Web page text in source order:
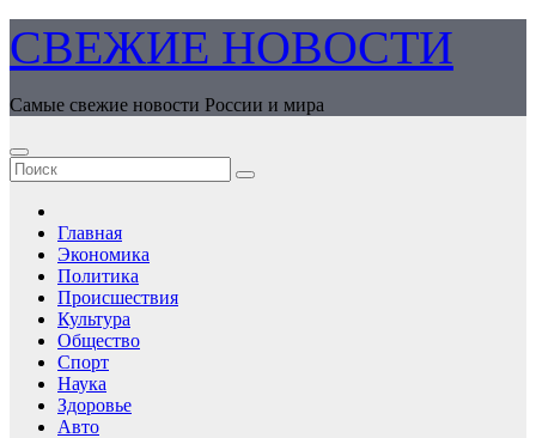
Перейти
к
содержимому
СВЕЖИЕ НОВОСТИ
Самые свежие новости России и мира
Главная
Экономика
Политика
Происшествия
Культура
Общество
Спорт
Наука
Здоровье
Авто